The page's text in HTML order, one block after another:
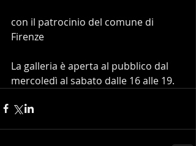
con il patrocinio del comune di
Firenze
La galleria è aperta al pubblico dal
mercoledì al sabato dalle 16 alle 19.